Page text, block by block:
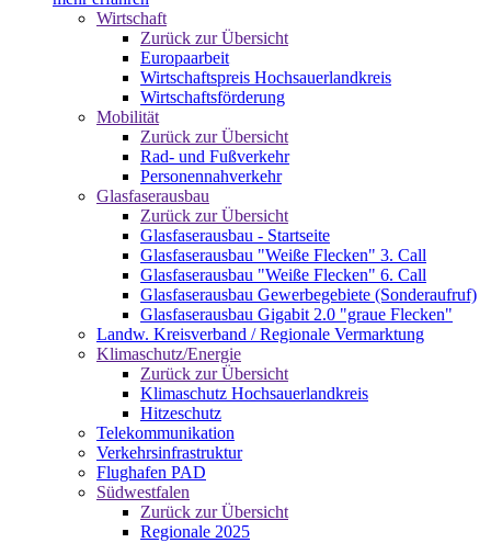
Wirtschaft
Zurück zur Übersicht
Europaarbeit
Wirtschaftspreis Hochsauerlandkreis
Wirtschaftsförderung
Mobilität
Zurück zur Übersicht
Rad- und Fußverkehr
Personennahverkehr
Glasfaserausbau
Zurück zur Übersicht
Glasfaserausbau - Startseite
Glasfaserausbau "Weiße Flecken" 3. Call
Glasfaserausbau "Weiße Flecken" 6. Call
Glasfaserausbau Gewerbegebiete (Sonderaufruf)
Glasfaserausbau Gigabit 2.0 "graue Flecken"
Landw. Kreisverband / Regionale Vermarktung
Klimaschutz/Energie
Zurück zur Übersicht
Klimaschutz Hochsauerlandkreis
Hitzeschutz
Telekommunikation
Verkehrsinfrastruktur
Flughafen PAD
Südwestfalen
Zurück zur Übersicht
Regionale 2025